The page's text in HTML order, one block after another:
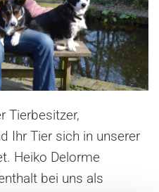
Tierbesitzer,
Ihr Tier sich in unserer
Heiko Delorme
bei uns als